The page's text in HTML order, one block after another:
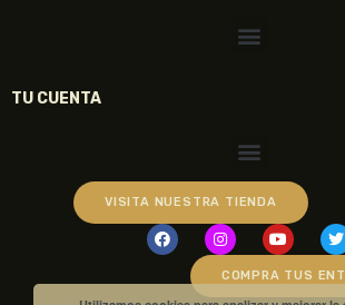
TU CUENTA
VISITA NUESTRA TIENDA
COMPRA TUS